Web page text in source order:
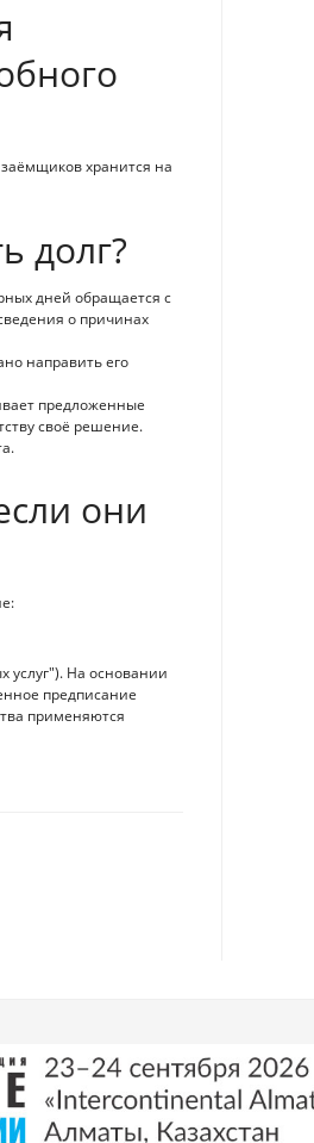
хранится на
долг?
дней обращается с
о причинах
направить его
предложенные
своё решение.
они
услуг"). На основании
предписание
применяются